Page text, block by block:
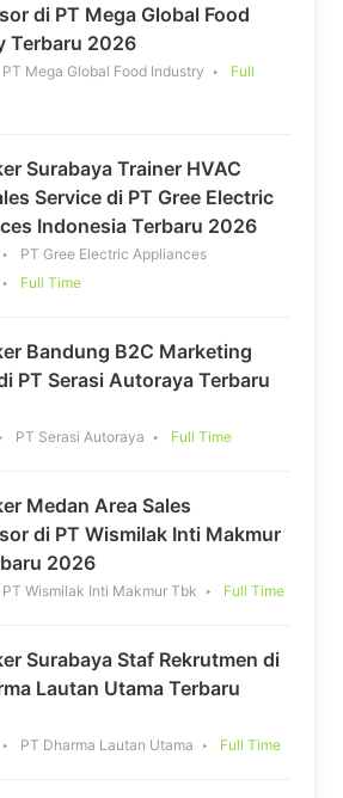
di PT Mega Global Food
Terbaru 2026
PT Mega Global Food Industry
Full
Surabaya Trainer HVAC
Service di PT Gree Electric
Indonesia Terbaru 2026
PT Gree Electric Appliances
Full Time
Bandung B2C Marketing
PT Serasi Autoraya Terbaru
PT Serasi Autoraya Full Time
Medan Area Sales
di PT Wismilak Inti Makmur
2026
PT Wismilak Inti Makmur Tbk Full Time
Surabaya Staf Rekrutmen di
Lautan Utama Terbaru
PT Dharma Lautan Utama Full Time